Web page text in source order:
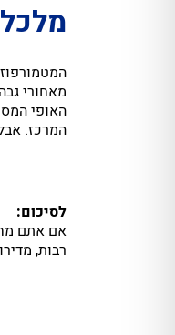
מאחורי
האופי
המרכז.
לסיכום:
אם אתם
רבות,